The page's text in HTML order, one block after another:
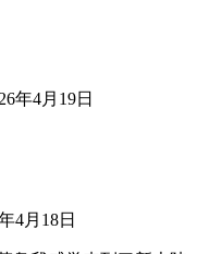
年4月19日
4月18日